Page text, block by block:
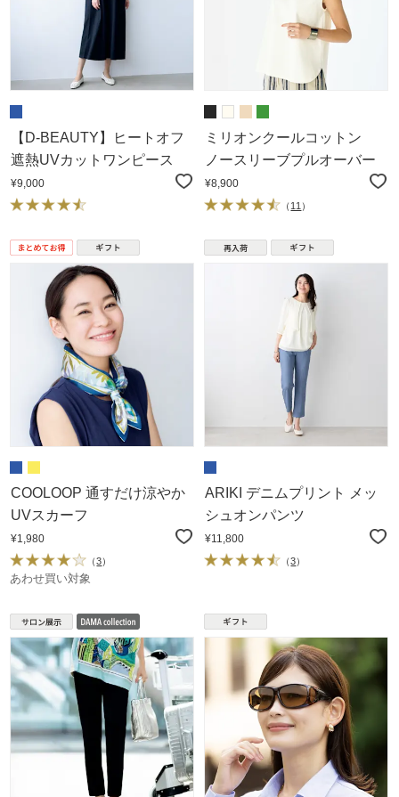
【D-BEAUTY】ヒートオフ
遮熱UVカットワンピース
¥9,000
ミリオンクールコットン
ノースリーブプルオーバー
¥8,900
（ 11 ）
COOLOOP 通すだけ涼やか
UVスカーフ
¥1,980
（3）
あわせ買い対象
ARIKI デニムプリント メッ
シュオンパンツ
¥11,800
（3）